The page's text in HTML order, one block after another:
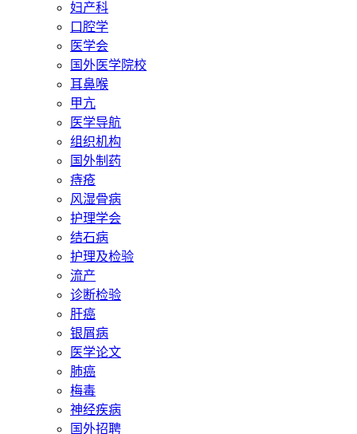
妇产科
口腔学
医学会
国外医学院校
耳鼻喉
甲亢
医学导航
组织机构
国外制药
痔疮
风湿骨病
护理学会
结石病
护理及检验
流产
诊断检验
肝癌
银屑病
医学论文
肺癌
梅毒
神经疾病
国外招聘